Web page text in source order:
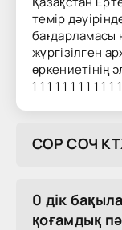
темір
бағдарламасы
жүргізілген
өркениетінің
1 1 1 1 1 1 1 1 1 1
COP COЧ
0 дік
қоғамдық